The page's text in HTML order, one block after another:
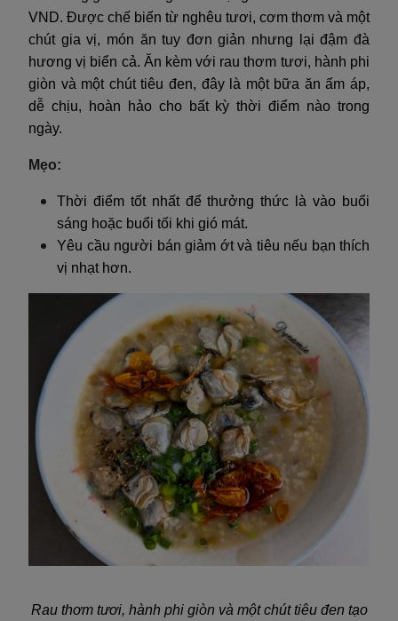
VND. Được chế biến từ nghêu tươi, cơm thơm và một
chút gia vị, món ăn tuy đơn giản nhưng lại đậm đà
hương vị biển cả. Ăn kèm với rau thơm tươi, hành phi
giòn và một chút tiêu đen, đây là một bữa ăn ấm áp,
dễ chịu, hoàn hảo cho bất kỳ thời điểm nào trong
ngày.
Mẹo:
Thời điểm tốt nhất để thưởng thức là vào buổi
sáng hoặc buổi tối khi gió mát.
Yêu cầu người bán giảm ớt và tiêu nếu bạn thích
vị nhạt hơn.
Rau thơm tươi, hành phi giòn và một chút tiêu đen tạo